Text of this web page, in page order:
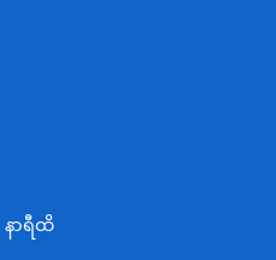
ကြီးဌာန
ောင်ရွက်ရေးဝန်ကြီးဌာန
နာရီထိ